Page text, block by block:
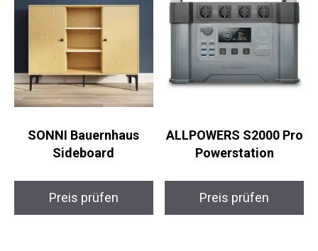
SONNI Bauernhaus
Sideboard
Preis prüfen
ALLPOWERS S2000 Pro
Powerstation
Preis prüfen